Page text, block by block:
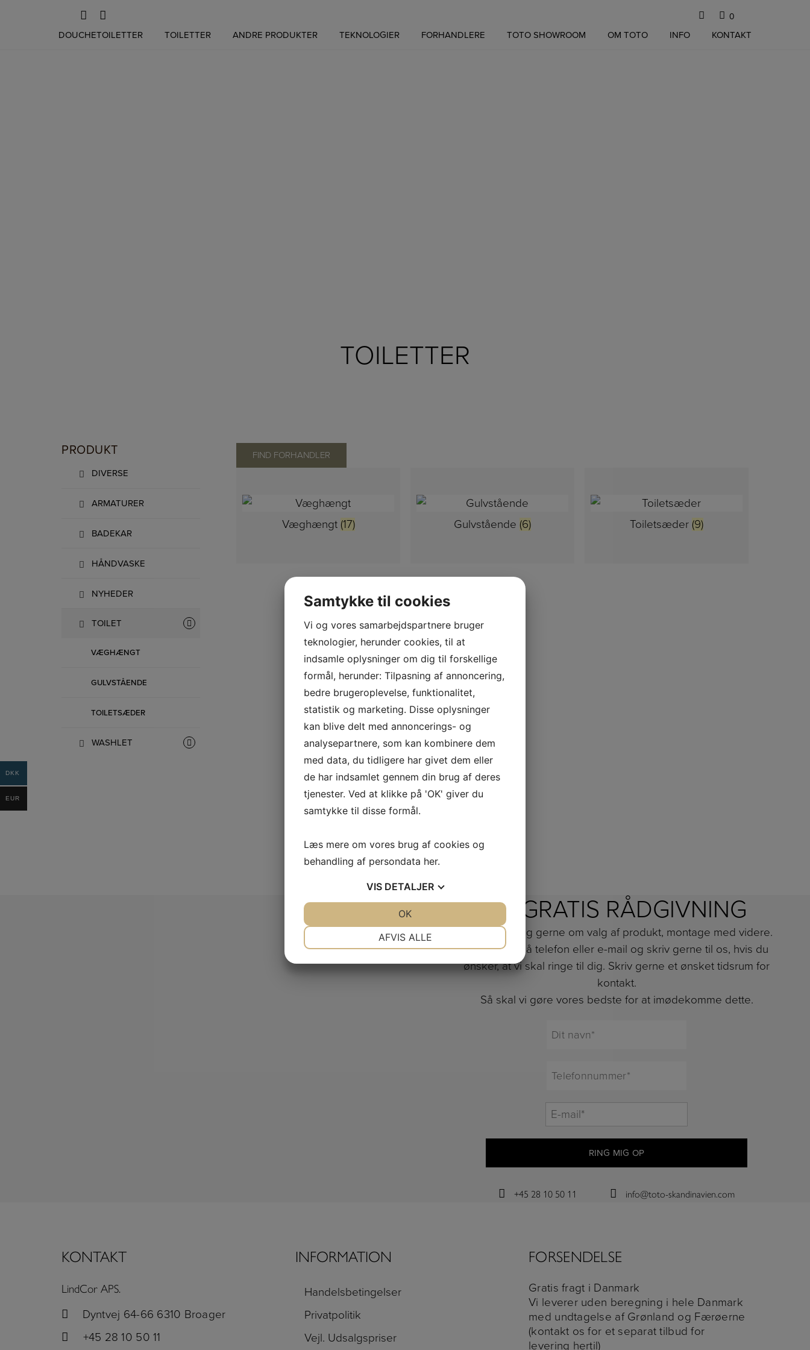
0
DOUCHETOILETTER TOILETTER ANDRE PRODUKTER TEKNOLOGIER FORHANDLERE TOTO SHOWROOM OM TOTO INFO KONTAKT
TOILETTER
FIND FORHANDLER
Væghængt (17) Gulvstående (6) Toiletsæder (9)
PRODUKT
DIVERSE
ARMATURER
BADEKAR
HÅNDVASKE
NYHEDER
TOILET
VÆGHÆNGT
GULVSTÅENDE
TOILETSÆDER
WASHLET
FÅ GRATIS RÅDGIVNING
Vi rådgiver dig gerne om valg af produkt, montage med videre.
Kontakt os på telefon eller e-mail og skriv gerne til os, hvis du
ønsker, at vi skal ringe til dig. Skriv gerne et ønsket tidsrum for
kontakt.
Så skal vi gøre vores bedste for at imødekomme dette.
mail**
+45 28 10 50 11 info@toto-skandinavien.com
KONTAKT
LindCor APS.
Dyntvej 64-66 6310 Broager
+45 28 10 50 11
INFORMATION
Handelsbetingelser
Privatpolitik
Vejl. Udsalgspriser
FORSENDELSE
Gratis fragt i Danmark
Vi leverer uden beregning i hele Danmark
med undtagelse af Grønland og Færøerne
(kontakt os for et separat tilbud for
levering hertil)
DKK
EUR
Samtykke til cookies
Vi og vores samarbejdspartnere bruger
teknologier, herunder cookies, til at
indsamle oplysninger om dig til forskellige
formål, herunder: Tilpasning af annoncering,
bedre brugeroplevelse, funktionalitet,
statistik og marketing. Disse oplysninger
kan blive delt med annoncerings- og
analysepartnere, som kan kombinere dem
med data, du tidligere har givet dem eller
de har indsamlet gennem din brug af deres
tjenester. Ved at klikke på 'OK' giver du
samtykke til disse formål.
Læs mere om vores brug af cookies og
behandling af persondata her.
VIS DETALJER
AFVIS ALLE
OK